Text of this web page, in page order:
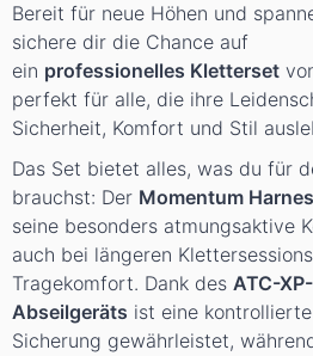
Bereit für neue Höhen und
sichere dir die Chance auf
ein professionelles Kletterset
perfekt für alle, die ihre
Sicherheit, Komfort und Stil
Das Set bietet alles, was du für
brauchst: Der Momentum
seine besonders atmungsaktive
auch bei längeren
Tragekomfort. Dank des ATC-
Abseilgeräts ist eine
Sicherung gewährleistet,